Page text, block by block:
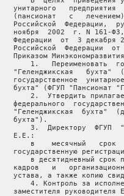
унитарного   предприятия
(пансионат   с
Российской  Федерации,
ноября  2002  г. N 161-
Федерации  от  3 декабря
Российской  Федерации
Приказом
1.   Переименовать
"Геленджикская   бухта"
государственное
бухта" (ФГУП "Пансионат
2.  Утвердить
федерального
"Геленджикская  бухта"
   бухта").
3.  Директору  ФГУП
   Е.Е.:
в    месячный   срок
государственную
в десятидневный срок
кадров   и
устава, а также копию
4. Контроль за
заместителя руководителя